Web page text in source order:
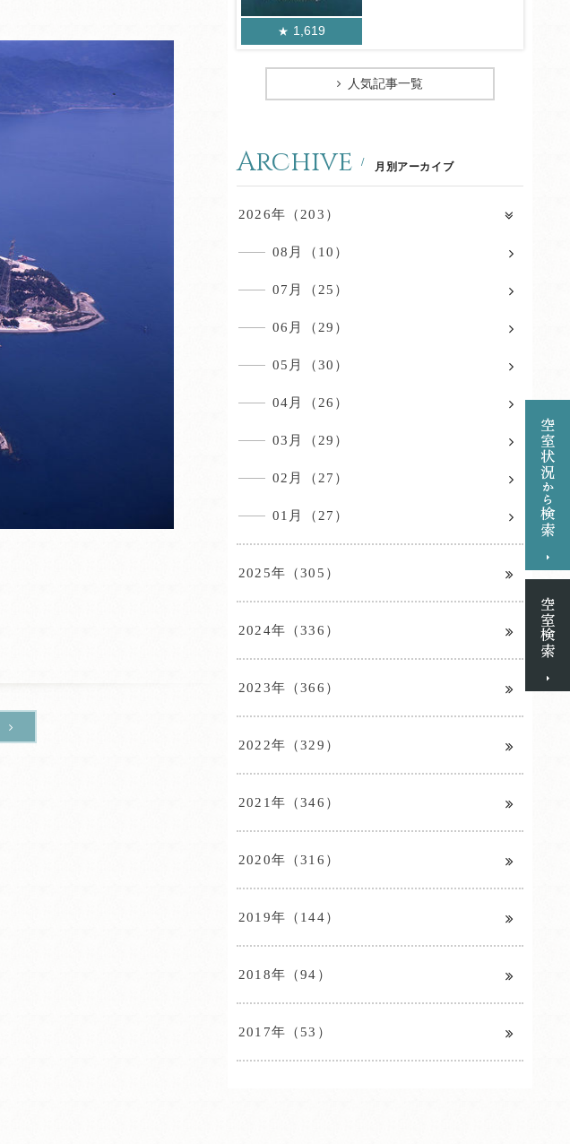
1,619
人気記事一覧
Archive 月別アーカイブ
2026年（203）
08月（10）
07月（25）
06月（29）
05月（30）
04月（26）
03月（29）
02月（27）
01月（27）
2025年（305）
2024年（336）
2023年（366）
2022年（329）
2021年（346）
2020年（316）
2019年（144）
2018年（94）
2017年（53）